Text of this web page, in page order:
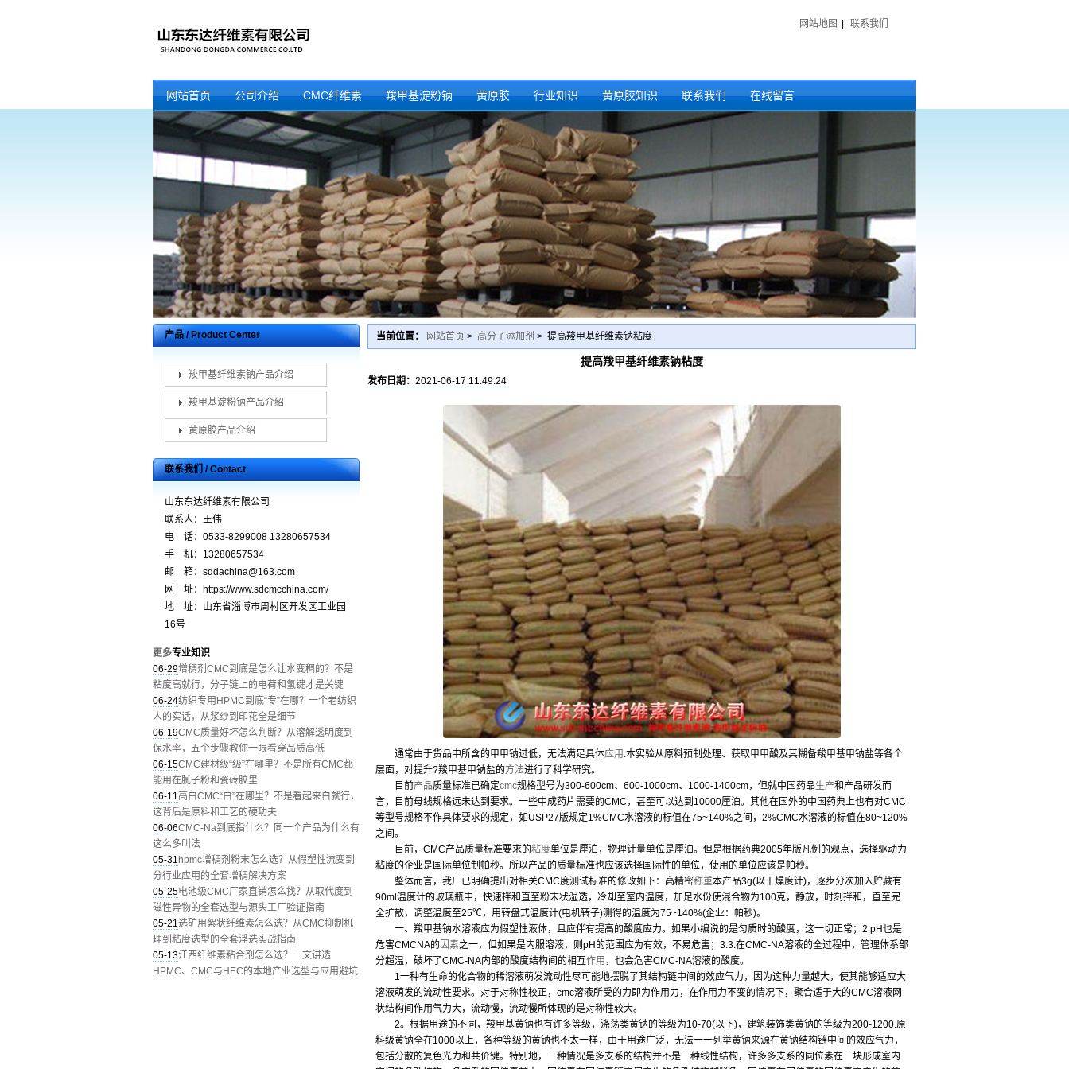
网站地图 联系我们
网站首页 公司介绍 CMC纤维素 羧甲基淀粉钠 黄原胶 行业知识 黄原胶知识 联系我们 在线留言
产品 / Product Center
羧甲基纤维素钠产品介绍
羧甲基淀粉钠产品介绍
黄原胶产品介绍
联系我们 / Contact
山东东达纤维素有限公司
联系人：王伟
电 话：0533-8299008 13280657534
手 机：13280657534
邮 箱：sddachina@163.com
网 址：https://www.sdcmcchina.com/
地 址：山东省淄博市周村区开发区工业园
16号
更多专业知识
06-29增稠剂CMC到底是怎么让水变稠的？不是
粘度高就行，分子链上的电荷和氢键才是关键
06-24纺织专用HPMC到底“专”在哪？一个老纺织
人的实话，从浆纱到印花全是细节
06-19CMC质量好坏怎么判断？从溶解透明度到
保水率，五个步骤教你一眼看穿品质高低
06-15CMC建材级“级”在哪里？不是所有CMC都
能用在腻子粉和瓷砖胶里
06-11高白CMC“白”在哪里？不是看起来白就行，
这背后是原料和工艺的硬功夫
06-06CMC-Na到底指什么？同一个产品为什么有
这么多叫法
05-31 hpmc增稠剂粉末怎么选？从假塑性流变到
分行业应用的全套增稠解决方案
05-25电池级CMC厂家直销怎么找？从取代度到
磁性异物的全套选型与源头工厂验证指南
05-21选矿用絮状纤维素怎么选？从CMC抑制机
理到粘度选型的全套浮选实战指南
05-13江西纤维素粘合剂怎么选？一文讲透
HPMC、CMC与HEC的本地产业选型与应用避坑
当前位置： 网站首页 > 高分子添加剂 > 提高羧甲基纤维素钠粘度
提高羧甲基纤维素钠粘度
发布日期： 2021-06-17 11:49:24
通常由于货品中所含的甲甲钠过低，无法满足具体应用 .本实验从原料预制处理、获取甲甲酸及其糊备羧甲基甲钠盐等各个
层面，对提升?羧甲基甲钠盐的方法进行了科学研究。
目前产品质量标准已确定cmc规格型号为300-600cm、600-1000cm、1000-1400cm，但就中国药品生产和产品研发而
言，目前母线规格远未达到要求。一些中成药片需要的CMC，甚至可以达到10000厘泊。其他在国外的中国药典上也有对CMC
等型号规格不作具体要求的规定，如USP27版规定1%CMC水溶液的标值在75~140%之间，2%CMC水溶液的标值在80~120%
之间。
目前，CMC产品质量标准要求的粘度单位是厘泊，物理计量单位是厘泊。但是根据药典2005年版凡例的观点，选择驱动力
粘度的企业是国际单位制帕秒。所以产品的质量标准也应该选择国际性的单位，使用的单位应该是帕秒。
整体而言，我厂已明确提出对相关CMC度测试标准的修改如下：高精密称重本产品3g(以干燥度计)，逐步分次加入贮藏有
90ml温度计的玻璃瓶中，快速拌和直至粉末状湿透，冷却至室内温度，加足水份使混合物为100克，静放，时刻拌和，直至完
全扩散，调整温度至25℃，用转盘式温度计(电机转子)测得的温度为75~140%(企业：帕秒)。
一、羧甲基钠水溶液应为假塑性液体，且应伴有提高的酸度应力。如果小编说的是匀质时的酸度，这一切正常；2.pH也是
危害CMCNA的因素之一，但如果是内服溶液，则pH的范围应为有效，不易危害；3.3.在CMC-NA溶液的全过程中，管理体系部
分超温，破坏了CMC-NA内部的酸度结构间的相互作用 ，也会危害CMC-NA溶液的酸度。
1一种有生命的化合物的稀溶液萌发流动性尽可能地摆脱了其结构链中间的效应气力，因为这种力量越大，使其能够适应大
溶液萌发的流动性要求。对于对称性校正，cmc溶液所受的力即为作用力，在作用力不变的情况下，聚合适于大的CMC溶液网
状结构间作用气力大，流动慢，流动慢所体现的是对称性较大。
2。根据用途的不同，羧甲基黄钠也有许多等级，涤荡类黄钠的等级为10-70(以下)，建筑装饰类黄钠的等级为200-1200.原
料级黄钠全在1000以上，各种等级的黄钠也不太一样，由于用途广泛，无法一一列举黄钠来源在黄钠结构链中间的效应气力，
包括分散的复色光力和共价键。特别地，一种情况是多支系的结构并不是一种线性结构，许多多支系的同位素在一块形成室内